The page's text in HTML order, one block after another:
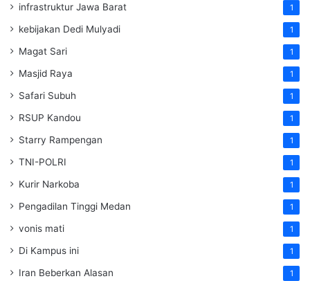
infrastruktur Jawa Barat 1
kebijakan Dedi Mulyadi 1
Magat Sari 1
Masjid Raya 1
Safari Subuh 1
RSUP Kandou 1
Starry Rampengan 1
TNI-POLRI 1
Kurir Narkoba 1
Pengadilan Tinggi Medan 1
vonis mati 1
Di Kampus ini 1
Iran Beberkan Alasan 1